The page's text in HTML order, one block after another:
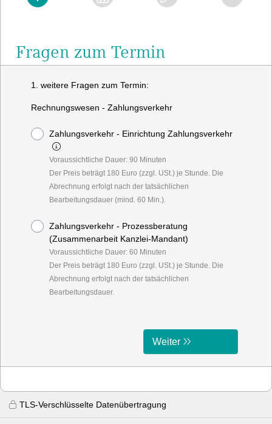
Fragen zum Termin
1. weitere Fragen zum Termin:
Rechnungswesen - Zahlungsverkehr
Zahlungsverkehr - Einrichtung Zahlungsverkehr
Voraussichtliche Dauer: 90 Minuten
Der Preis beträgt 180 Euro (zzgl. USt.) je Stunde. Die
Abrechnung erfolgt nach der tatsächlichen
Bearbeitungsdauer (mind. 60 Min.).
Zahlungsverkehr - Prozessberatung
(Zusammenarbeit Kanzlei-Mandant)
Voraussichtliche Dauer: 60 Minuten
Der Preis beträgt 180 Euro (zzgl. USt.) je Stunde. Die
Abrechnung erfolgt nach der tatsächlichen
Bearbeitungsdauer.
Weiter
TLS-Verschlüsselte Datenübertragung